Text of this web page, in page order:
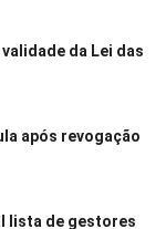
da Lei das
após revogação
lista de gestores